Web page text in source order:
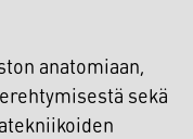
anatomiaan,
sekä